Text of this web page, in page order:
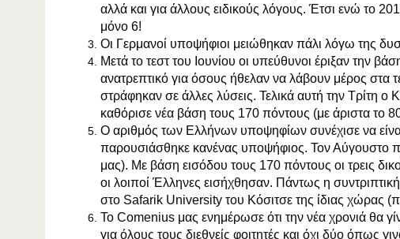
αλλά και για άλλους ειδικούς λόγους. Έτσι ενώ το
μόνο 6!
Οι Γερμανοί υποψήφιοι μειώθηκαν πάλι λόγω της
Μετά το τεστ του Ιουνίου οι υπεύθυνοι έριξαν την
ανατρεπτικό για όσους ήθελαν να λάβουν μέρος στα
στράφηκαν σε άλλες λύσεις. Τελικά αυτή την Τρίτη
καθόρισε νέα βάση τους 170 πόντους (με άριστα το
Ο αριθμός των Ελλήνων υποψηφίων συνέχισε να
παρουσιάσθηκε κανένας υποψήφιος. Τον Αύγουστο
μας). Με βάση εισόδου τους 170 πόντους οι τρεις
οι λοιποί Έλληνες εισήχθησαν. Πάντως η
στο Safarik University του Κόσιτσε της ίδιας χώρας
Το Comenius μας ενημέρωσε ότι την νέα χρονιά θα
για όλους τους διεθνείς φοιτητές και όχι δύο όπως